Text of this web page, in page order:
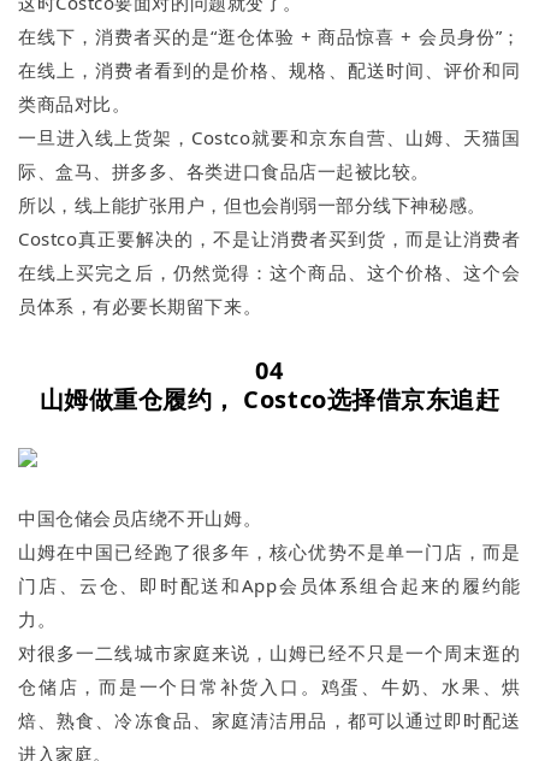
在线下，消费者买的是“逛仓体验 + 商品惊喜 + 会员身份”；
在线上，消费者看到的是价格、规格、配送时间、评价和同
类商品对比。
一旦进入线上货架，Costco就要和京东自营、山姆、天猫国
际、盒马、拼多多、各类进口食品店一起被比较。
所以，线上能扩张用户，但也会削弱一部分线下神秘感。
Costco真正要解决的，不是让消费者买到货，而是让消费者
在线上买完之后，仍然觉得：这个商品、这个价格、这个会
员体系，有必要长期留下来。
04
山姆做重仓履约， Costco选择借京东追赶
中国仓储会员店绕不开山姆。
山姆在中国已经跑了很多年，核心优势不是单一门店，而是
门店、云仓、即时配送和App会员体系组合起来的履约能
力。
对很多一二线城市家庭来说，山姆已经不只是一个周末逛的
仓储店，而是一个日常补货入口。鸡蛋、牛奶、水果、烘
焙、熟食、冷冻食品、家庭清洁用品，都可以通过即时配送
进入家庭。